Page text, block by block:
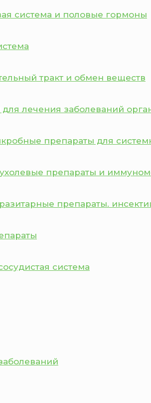
система и половые гормоны
тракт и обмен веществ
лечения заболеваний
препараты для
препараты и
препараты.
система